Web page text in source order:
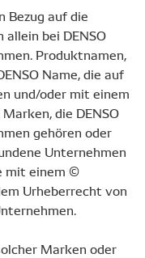
Bezug auf die
bei DENSO
Produktnamen,
Name, die auf
und/oder mit einem
die DENSO
gehören oder
Unternehmen
mit einem ©
Urheberrecht von
Marken oder